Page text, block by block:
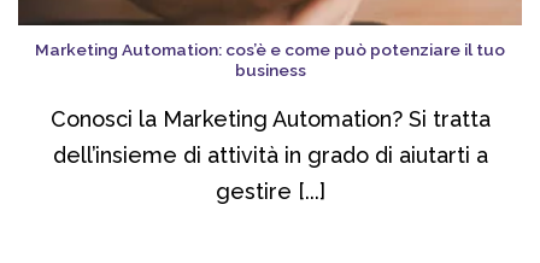
Marketing Automation: cos’è e come può potenziare il tuo
business
Conosci la Marketing Automation? Si tratta
dell’insieme di attività in grado di aiutarti a
gestire [...]